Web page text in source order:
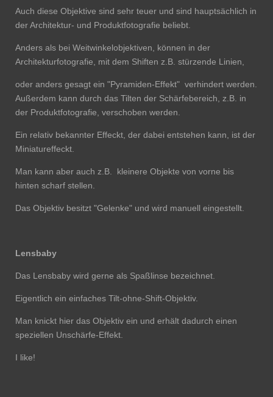
Auch diese Objektive sind sehr teuer und sind hauptsächlich in
der Architektur- und Produktfotografie beliebt.
Anders als bei Weitwinkelobjektiven, können in der
Architekturfotografie, mit dem Shiften z.B. stürzende Linien,
oder anders gesagt ein "Pyramiden-Effekt" verhindert werden.
Außerdem kann durch das Tilten der Schärfebereich, z.B. in
der Produktfotografie, verschoben werden.
Ein relativ bekannter Effeckt, der dabei entstehen kann, ist der
Miniatureffeckt.
Man kann aber auch z.B. kleinere Objekte von vorne bis
hinten scharf stellen.
Das Objektiv besitzt "Gelenke" und wird manuell eingestellt.
Lensbaby
Das Lensbaby wird gerne als Spaßlinse bezeichnet.
Eigentlich ein einfaches Tilt-ohne-Shift-Objektiv.
Man knickt hier das Objektiv ein und erhält dadurch einen
speziellen Unschärfe-Effekt.
I like!